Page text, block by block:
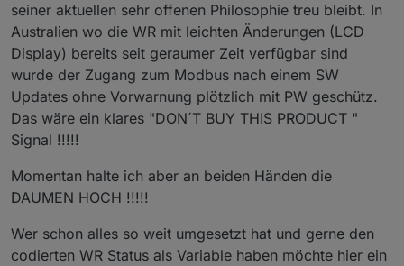
seiner aktuellen sehr offenen Philosophie treu bleibt. In
Australien wo die WR mit leichten Änderungen (LCD
Display) bereits seit geraumer Zeit verfügbar sind
wurde der Zugang zum Modbus nach einem SW
Updates ohne Vorwarnung plötzlich mit PW geschütz.
Das wäre ein klares "DON´T BUY THIS PRODUCT "
Signal !!!!!
Momentan halte ich aber an beiden Händen die
DAUMEN HOCH !!!!!
Wer schon alles so weit umgesetzt hat und gerne den
codierten WR Status als Variable haben möchte hier ein